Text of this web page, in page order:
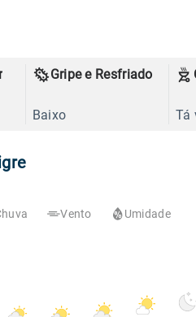
Gripe e Resfriado
Baixo Tá
Vento Umidade